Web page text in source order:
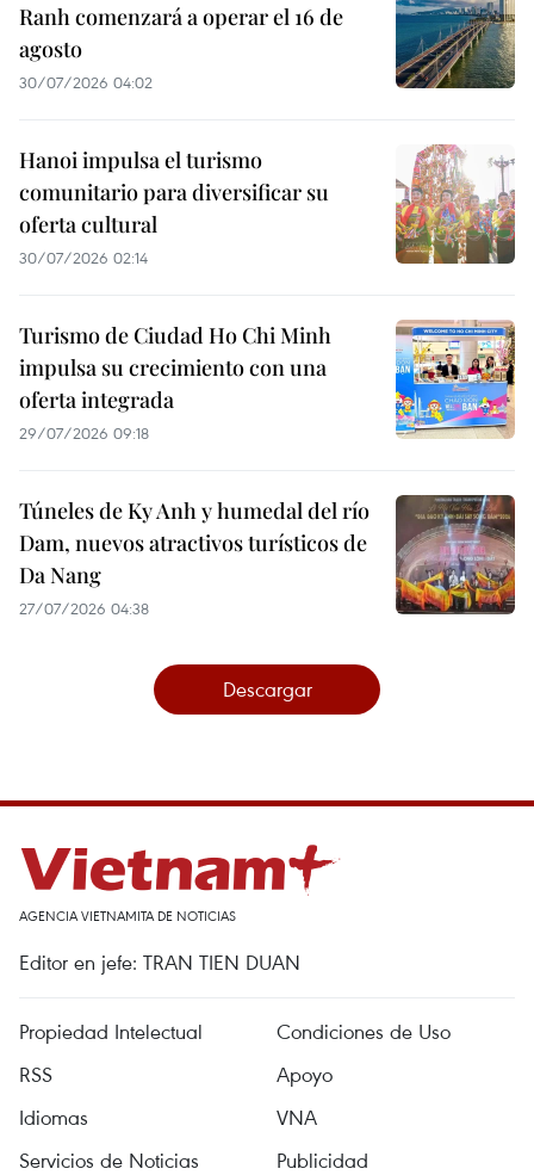
Ranh comenzará a operar el 16 de
agosto
30/07/2026 04:02
Hanoi impulsa el turismo
comunitario para diversificar su
oferta cultural
30/07/2026 02:14
Turismo de Ciudad Ho Chi Minh
impulsa su crecimiento con una
oferta integrada
29/07/2026 09:18
Túneles de Ky Anh y humedal del río
Dam, nuevos atractivos turísticos de
Da Nang
27/07/2026 04:38
Descargar
AGENCIA VIETNAMITA DE NOTICIAS
Editor en jefe: TRAN TIEN DUAN
Propiedad Intelectual
Condiciones de Uso
RSS
Apoyo
Idiomas
VNA
Servicios de Noticias
Publicidad